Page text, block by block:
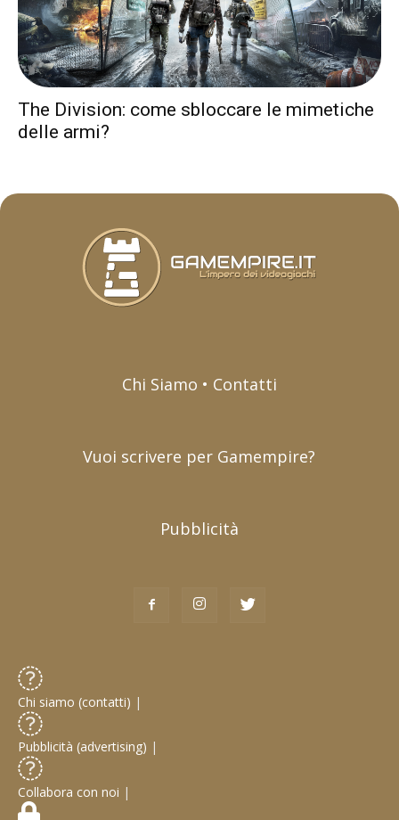
The Division: come sbloccare le mimetiche
delle armi?
Chi Siamo • Contatti
Vuoi scrivere per Gamempire?
Pubblicità
Chi siamo (contatti) |
Pubblicità (advertising) |
Collabora con noi |